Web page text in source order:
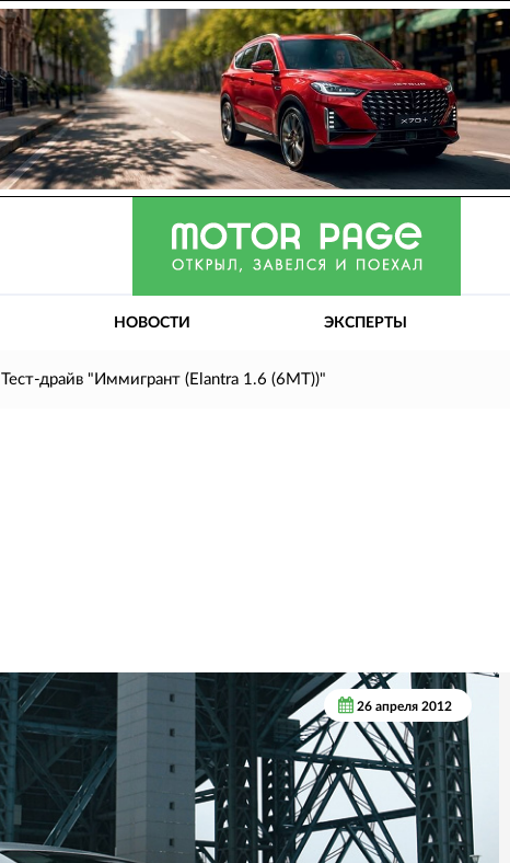
НОВОСТИ ЭКСПЕРТЫ
Тест-драйв "Иммигрант (Elantra 1.6 (6MT))"
26 апреля 2012